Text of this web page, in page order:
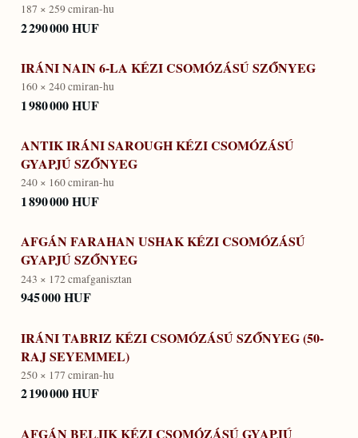
187 × 259 cmiran-hu
2 290 000 HUF
IRÁNI NAIN 6-LA KÉZI CSOMÓZÁSÚ SZŐNYEG
160 × 240 cmiran-hu
1 980 000 HUF
ANTIK IRÁNI SAROUGH KÉZI CSOMÓZÁSÚ
GYAPJÚ SZŐNYEG
240 × 160 cmiran-hu
1 890 000 HUF
AFGÁN FARAHAN USHAK KÉZI CSOMÓZÁSÚ
GYAPJÚ SZŐNYEG
243 × 172 cmafganisztan
945 000 HUF
IRÁNI TABRIZ KÉZI CSOMÓZÁSÚ SZŐNYEG (50-
RAJ SEYEMMEL)
250 × 177 cmiran-hu
2 190 000 HUF
AFGÁN BELJIK KÉZI CSOMÓZÁSÚ GYAPJÚ